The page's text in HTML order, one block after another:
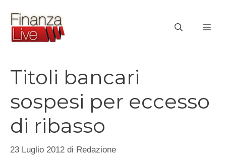
contenuto
Titoli bancari
sospesi per eccesso
di ribasso
23 Luglio 2012 di Redazione